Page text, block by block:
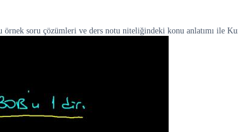
soru çözümleri ve ders notu niteliğindeki konu anlatımı ile